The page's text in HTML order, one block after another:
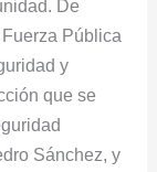
De
Pública
y
que se
Sánchez, y